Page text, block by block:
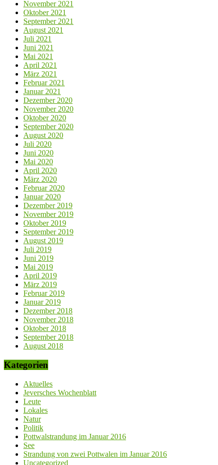
November 2021
Oktober 2021
September 2021
August 2021
Juli 2021
Juni 2021
Mai 2021
April 2021
März 2021
Februar 2021
Januar 2021
Dezember 2020
November 2020
Oktober 2020
September 2020
August 2020
Juli 2020
Juni 2020
Mai 2020
April 2020
März 2020
Februar 2020
Januar 2020
Dezember 2019
November 2019
Oktober 2019
September 2019
August 2019
Juli 2019
Juni 2019
Mai 2019
April 2019
März 2019
Februar 2019
Januar 2019
Dezember 2018
November 2018
Oktober 2018
September 2018
August 2018
Kategorien
Aktuelles
Jeversches Wochenblatt
Leute
Lokales
Natur
Politik
Pottwalstrandung im Januar 2016
See
Strandung von zwei Pottwalen im Januar 2016
Uncategorized